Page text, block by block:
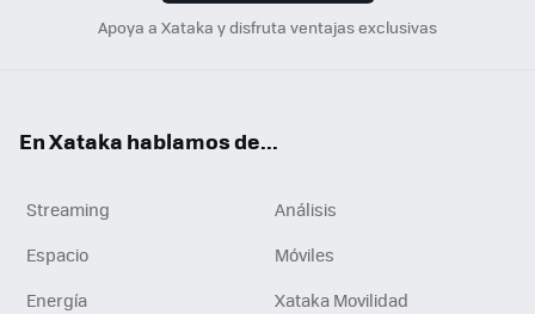
Apoya a Xataka y disfruta ventajas exclusivas
En Xataka hablamos de...
Streaming
Análisis
Espacio
Móviles
Energía
Xataka Movilidad